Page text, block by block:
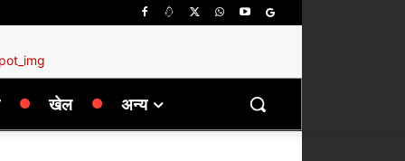
खेल अन्य